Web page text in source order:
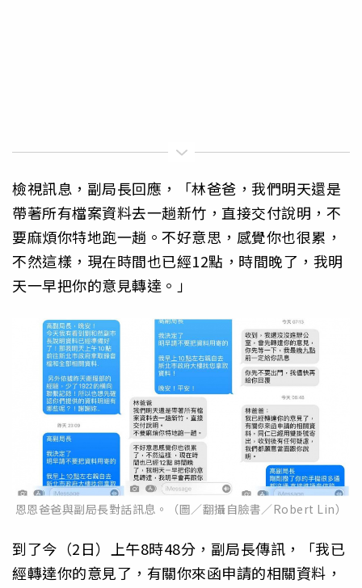
檢視訊息，副局長回應，「林爸爸，我們明天還是
帶著所有檔案資料去一趟新竹，直接交付說明，不
要麻煩你特地跑一趟。不好意思，感覺你也很累，
不然這樣，現在時間也已經12點，時間晚了，我明
天一早把你的意見轉達。」
恩恩爸爸與副局長對話訊息。（圖／翻攝自臉書／Robert Lin）
到了今（2日）上午8時48分，副局長傳訊，「我已
經轉達你的意見了，有關你來函申請的相關資料，